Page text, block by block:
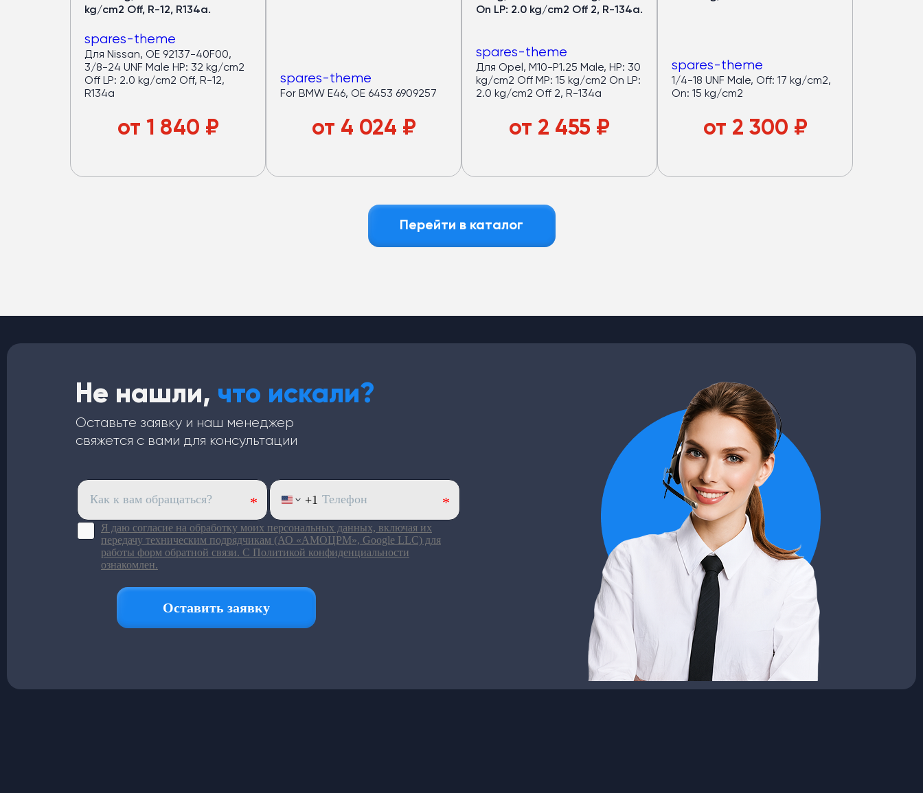
kg/cm2 Off, R-12, R134a.
spares-theme
Для Nissan, OE 92137-40F00,
3/8-24 UNF Male HP: 32 kg/cm2
Off LP: 2.0 kg/cm2 Off, R-12,
R134a
от 1 840 ₽
spares-theme
For BMW E46, OE 6453 6909257
от 4 024 ₽
On LP: 2.0 kg/cm2 Off 2, R-134a.
spares-theme
Для Opel, M10-P1.25 Male, HP: 30
kg/cm2 Off MP: 15 kg/cm2 On LP:
2.0 kg/cm2 Off 2, R-134a
от 2 455 ₽
spares-theme
1/4-18 UNF Male, Off: 17 kg/cm2,
On: 15 kg/cm2
от 2 300 ₽
Перейти в каталог
Не нашли, что искали?
Оставьте заявку и наш менеджер
свяжется с вами для консультации